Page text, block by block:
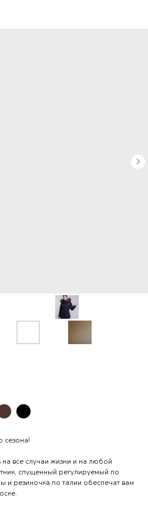
сезона!
все случаи жизни и на любой
спущенный регулируемый по
и резиночка по талии обеспечат вам